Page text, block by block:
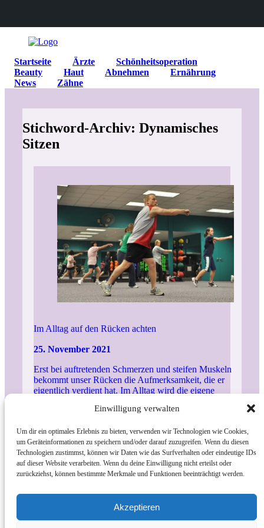
Einwilligung verwalten
Um dir ein optimales Erlebnis zu bieten, verwenden wir Technologien wie Cookies,
um Geräteinformationen zu speichern und/oder darauf zuzugreifen. Wenn du diesen
Technologien zustimmst, können wir Daten wie das Surfverhalten oder eindeutige IDs
auf dieser Website verarbeiten. Wenn du deine Einwilligung nicht erteilst oder
zurückziehst, können bestimmte Merkmale und Funktionen beeinträchtigt werden.
Akzeptieren
Startseite Ärzte
Schönheitsoperation
Beauty
Haut Abnehmen
Ernährung
News
Zähne
Stichword-Archiv: Dynamisches
Sitzen
Im Alltag auf den Rücken achten
25. November 2021
Erst bei auftretenden Schmerzen und steifen Muskeln
bekommt unser Rücken die Aufmerksamkeit, die er
eigentlich verdient hat. Im Alltag wird die eigene
körperliche Betätigung fällt über den Tag hinweg zu gering
gesessen. Mögliche Folgen zeigen sich beispielsweise in
Muskelschwäche und in muskulären Dysbalancen, welche
der...Artikel ansehen